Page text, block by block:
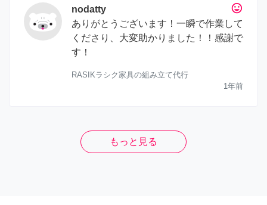
tag_faces
nodatty
ありがとうございます！一瞬で作業して
くださり、大変助かりました！！感謝で
す！
RASIKラシク家具の組み立て代行
1年前
もっと見る